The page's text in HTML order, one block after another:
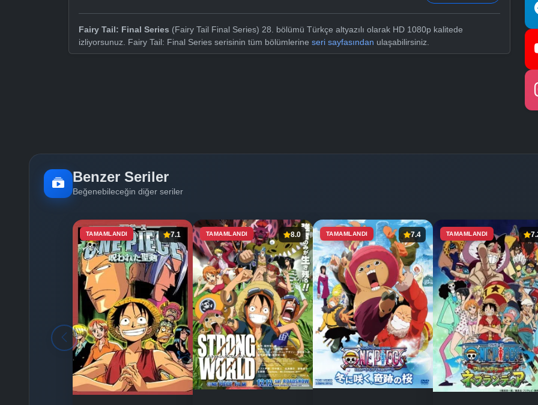
Fairy Tail: Final Series (Fairy Tail Final Series) 28. bölümü Türkçe altyazılı olarak HD 1080p kalitede
izliyorsunuz. Fairy Tail: Final Series serisinin tüm bölümlerine seri sayfasından ulaşabilirsiniz.
-
Benzer Seriler
Beğenebileceğin diğer seriler
TAMAMLANDI 7.1 TAMAMLANDI 8.0 TAMAMLANDI 7.4 TAMAMLANDI